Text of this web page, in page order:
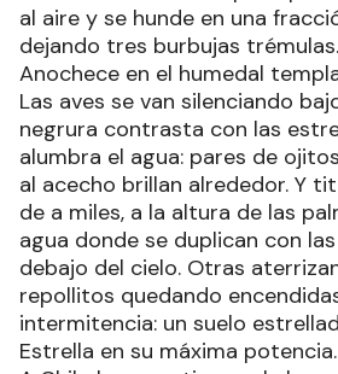
al aire y se hunde en una
dejando tres burbujas trémulas.
Anochece en el humedal
Las aves se van silenciando
negrura contrasta con las
alumbra el agua: pares de
al acecho brillan alrededor. Y
de a miles, a la altura de las
agua donde se duplican con
debajo del cielo. Otras
repollitos quedando
intermitencia: un suelo
Estrella en su máxima potencia.